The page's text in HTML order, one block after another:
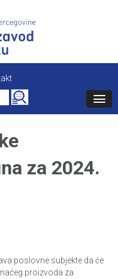
Search
for:
za 2024.
poslovne subjekte da će
proizvoda za